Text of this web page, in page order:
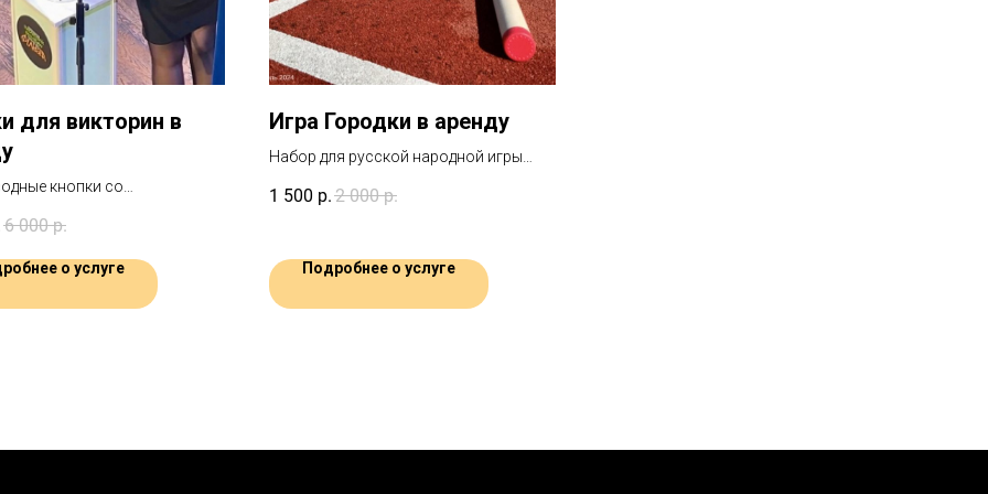
для викторин в
кнопки со
профессионального
пульт для контроля
автономная работа
эффектные звуки и свет -
6 000 р.
о услуге
Игра Городки в аренду
Набор для русской народной игры
Санкт-Петербургу
1 500 р. 2 000 р.
Подробнее о услуге